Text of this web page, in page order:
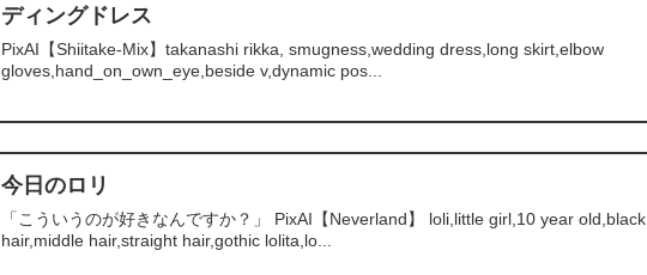
ディングドレス
PixAI【Shiitake-Mix】takanashi rikka, smugness,wedding dress,long skirt,elbow
gloves,hand_on_own_eye,beside v,dynamic pos...
今日のロリ
「こういうのが好きなんですか？」 PixAI【Neverland】 loli,little girl,10 year old,black
hair,middle hair,straight hair,gothic lolita,lo...